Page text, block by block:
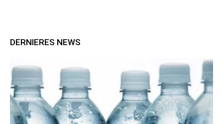
DERNIERES NEWS